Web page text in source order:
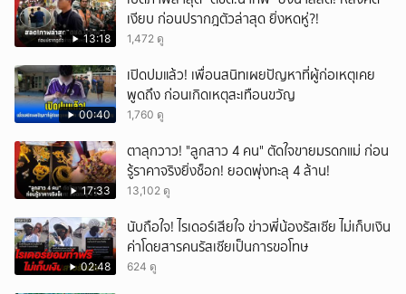
13:18
เงียบ ก่อนปรากฎตัวล่าสุด ยิ่งหดหู่?!
1,472 ดู
00:40
เปิดปมแล้ว! เพื่อนสนิทเผยปัญหาที่ผู้ก่อเหตุเคย
พูดถึง ก่อนเกิดเหตุสะเทือนขวัญ
1,760 ดู
17:33
ตาลุกวาว! "ลูกสาว 4 คน" ตัดใจขายมรดกแม่ ก่อน
รู้ราคาจริงยิ่งช็อก! ยอดพุ่งทะลุ 4 ล้าน!
13,102 ดู
02:48
นับถือใจ! ไรเดอร์เสียใจ ข่าวพี่น้องรัสเซีย ไม่เก็บเงิน
ค่าโดยสารคนรัสเซียเป็นการขอโทษ
624 ดู